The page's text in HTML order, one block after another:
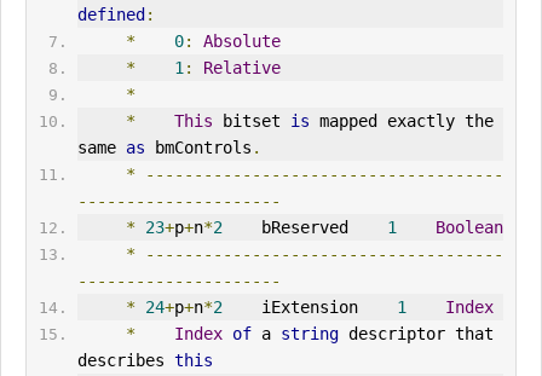
defined :
*
0:
Absolute
*
1:
Relative
*
*
This bitset is mapped exactly the
same as bmControls .
*
-------------------------------------
---------------------
* 23+p+n*2
    bReserved
1
Boolean
*
-------------------------------------
---------------------
* 24+p+n*2
    iExtension
1
Index
*
Index of a string descriptor that
describes this